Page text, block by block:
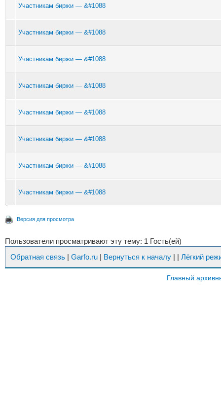
Участникам биржи — &#1088
Участникам биржи — &#1088
Участникам биржи — &#1088
Участникам биржи — &#1088
Участникам биржи — &#1088
Участникам биржи — &#1088
Участникам биржи — &#1088
Участникам биржи — &#1088
Версия для просмотра
Пользователи просматривают эту тему: 1 Гость(ей)
Обратная связь | Garfo.ru | Вернуться к началу | | Лёгкий
Главный